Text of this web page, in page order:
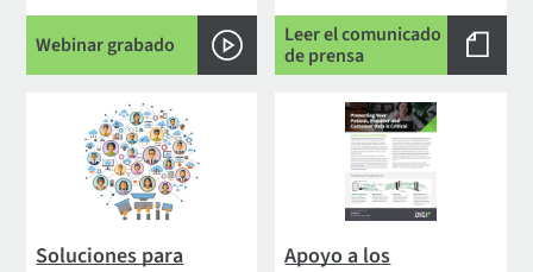
Webinar grabado
Leer el comunicado
de prensa
Soluciones para
Apoyo a los